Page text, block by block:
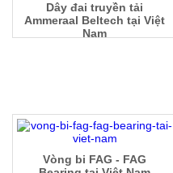
Dây đai truyền tải
Ammeraal Beltech tại Việt
Nam
Vòng bi FAG - FAG